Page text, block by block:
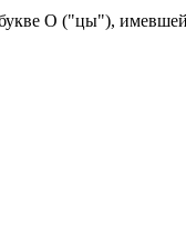
O ("цы"),